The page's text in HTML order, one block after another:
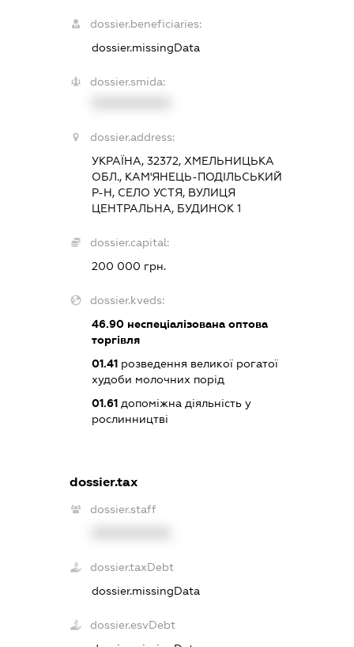
dossier.beneficiaries:
dossier.missingData
dossier.smida:
dossier.address:
УКРАЇНА, 32372, ХМЕЛЬНИЦЬКА
ОБЛ., КАМ'ЯНЕЦЬ-ПОДІЛЬСЬКИЙ
Р-Н, СЕЛО УСТЯ, ВУЛИЦЯ
ЦЕНТРАЛЬНА, БУДИНОК 1
dossier.capital:
200 000 грн.
dossier.kveds:
46.90неспеціалізована оптова
торгівля
01.41розведення великої рогатої
худоби молочних порід
01.61допоміжна діяльність у
рослинництві
dossier.tax
dossier.staff
dossier.taxDebt
dossier.missingData
dossier.esvDebt